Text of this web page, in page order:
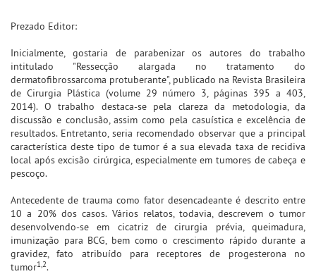
Prezado Editor:
Inicialmente, gostaria de parabenizar os autores do trabalho
intitulado "Ressecção alargada no tratamento do
dermatofibrossarcoma protuberante", publicado na Revista Brasileira
de Cirurgia Plástica (volume 29 número 3, páginas 395 a 403,
2014). O trabalho destaca-se pela clareza da metodologia, da
discussão e conclusão, assim como pela casuística e excelência de
resultados. Entretanto, seria recomendado observar que a principal
característica deste tipo de tumor é a sua elevada taxa de recidiva
local após excisão cirúrgica, especialmente em tumores de cabeça e
pescoço.
Antecedente de trauma como fator desencadeante é descrito entre
10 a 20% dos casos. Vários relatos, todavia, descrevem o tumor
desenvolvendo-se em cicatriz de cirurgia prévia, queimadura,
imunização para BCG, bem como o crescimento rápido durante a
gravidez, fato atribuído para receptores de progesterona no
tumor1,2.